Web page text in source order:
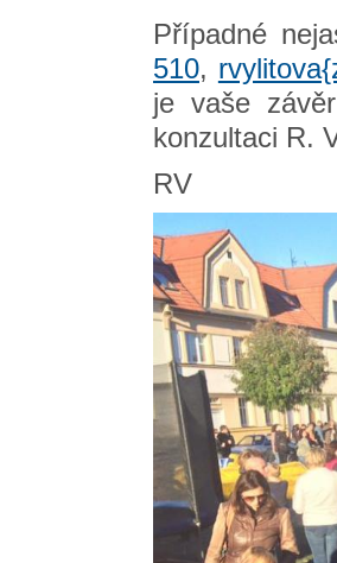
Případné
510,
je vaše
konzultaci R.
RV